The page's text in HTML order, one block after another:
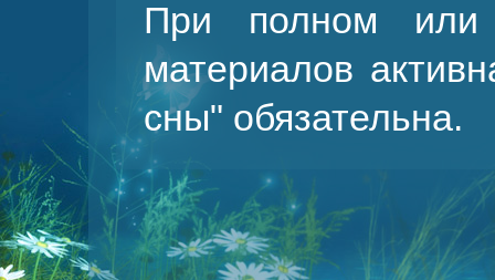
При полном или
материалов
сны" обязательна.